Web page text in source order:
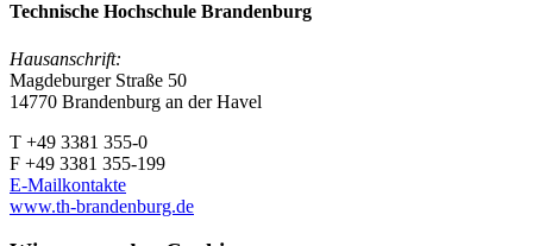
Technische Hochschule Brandenburg
Hausanschrift:
Magdeburger Straße 50
14770 Brandenburg an der Havel
T +49 3381 355-0
F +49 3381 355-199
E-Mailkontakte
www.th-brandenburg.de